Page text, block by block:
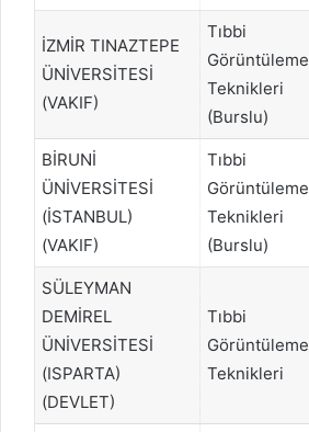
İZMİR TINAZTEPE
ÜNİVERSİTESİ
(VAKIF)
Tıbbi
Görüntüleme
Teknikleri
(Burslu)
BİRUNİ
ÜNİVERSİTESİ
(İSTANBUL)
(VAKIF)
Tıbbi
Görüntüleme
Teknikleri
(Burslu)
SÜLEYMAN
DEMİREL
ÜNİVERSİTESİ
(ISPARTA)
(DEVLET)
Tıbbi
Görüntüleme
Teknikleri